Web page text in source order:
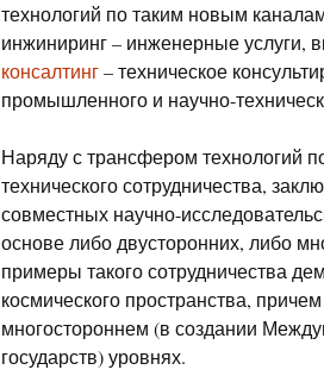
технологий по таким новым
инжиниринг – инженерные услуги,
консалтинг– техническое
промышленного и научно-
Наряду с трансфером технологий
технического сотрудничества,
совместных научно-
основе либо двусторонних, либо
примеры такого сотрудничества
космического пространства,
многостороннем (в создании
государств) уровнях.